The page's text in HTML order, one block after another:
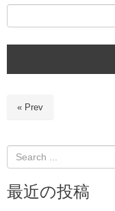
« Prev
最近の投稿